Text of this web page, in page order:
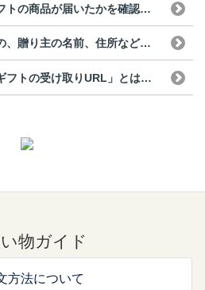
お届け先にソーシャルギフトの商品が届いたかを確認するこ...
ソーシャルギフト注文時の、贈り主の名前、住所などは相手...
ソーシャルギフトの、「ギフトの受け取りURL」とはなん...
物ガイド
方法について